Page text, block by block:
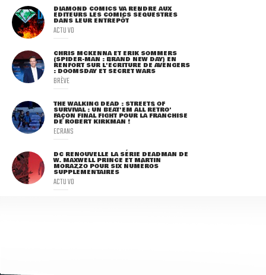
DIAMOND COMICS VA RENDRE AUX
ÉDITEURS LES COMICS SÉQUESTRÉS
DANS LEUR ENTREPÔT
ACTU VO
CHRIS MCKENNA ET ERIK SOMMERS
(SPIDER-MAN : BRAND NEW DAY) EN
RENFORT SUR L'ÉCRITURE DE AVENGERS
: DOOMSDAY ET SECRET WARS
BRÈVE
THE WALKING DEAD : STREETS OF
SURVIVAL : UN BEAT'EM ALL RÉTRO'
FAÇON FINAL FIGHT POUR LA FRANCHISE
DE ROBERT KIRKMAN !
ECRANS
DC RENOUVELLE LA SÉRIE DEADMAN DE
W. MAXWELL PRINCE ET MARTIN
MORAZZO POUR SIX NUMÉROS
SUPPLÉMENTAIRES
ACTU VO